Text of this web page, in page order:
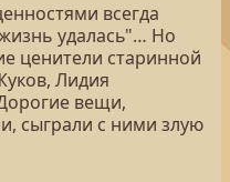
всегда
удалась"… Но
ценители старинной
Лидия
вещи,
сыграли с ними злую